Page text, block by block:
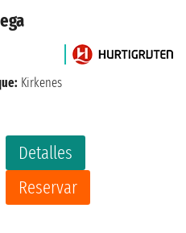
Detalles
Reservar
Kirkenes